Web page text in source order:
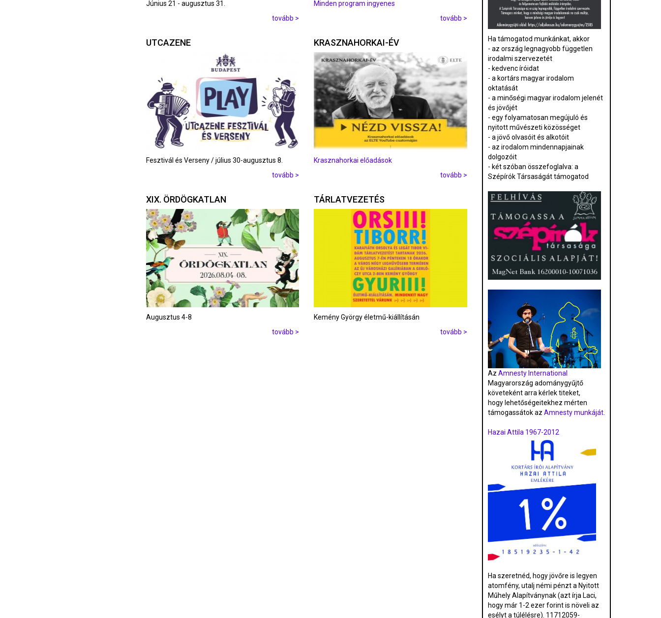
Június 21 - augusztus 31.
tovább >
UTCAZENE
Fesztivál és Verseny / július 30-augusztus 8.
tovább >
XIX. ÖRDÖGKATLAN
Augusztus 4-8
tovább >
Minden program ingyenes
tovább >
KRASZNAHORKAI-ÉV
Krasznahorkai előadások
tovább >
TÁRLATVEZETÉS
Kemény György életmű-kiállításán
tovább >
Ha támogatod munkánkat, akkor
- az ország legnagyobb független
irodalmi szervezetét
- kedvenc íróidat
- a kortárs magyar irodalom
oktatását
- a minőségi magyar irodalom jelenét
és jövőjét
- egy folyamatosan megújuló és
nyitott művészeti közösséget
- a jövő olvasóit és alkotóit
- az irodalom mindennapjainak
dolgozóit
- két szóban összefoglalva: a
Szépírók Társaságát támogatod
Az Amnesty International
Magyarország adománygyűjtő
követeként arra kérlek titeket,
hogy lehetőségeitekhez mérten
támogassátok az Amnesty munkáját.
Hazai Attila 1967-2012
Ha szeretnéd, hogy jövőre is legyen
atomfény, utalj némi pénzt a Nyitott
Műhely Alapítványnak (azt írja Laci,
hogy már 1-2 ezer forint is növeli az
esélyt a túlélésre). 11712059-